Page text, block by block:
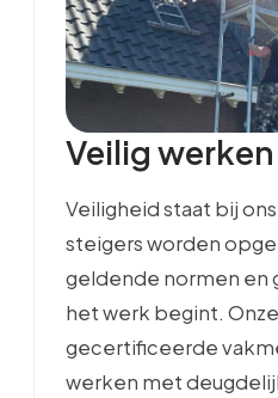
Veilig
Veiligheid staat bij
steigers worden
geldende normen en
het werk begint.
gecertificeerde
werken met